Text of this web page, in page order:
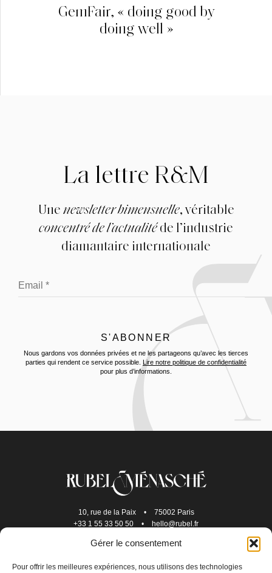
Gérer le consentement
Pour offrir les meilleures expériences, nous utilisons des technologies
GemFair, « doing good by
doing well »
La lettre R&M
Unenewsletter bimensuelle, véritable
concentré de l’actualitéde l’industrie
diamantaire internationale
Nous gardons vos données privées et ne les partageons qu’avec les tierces
parties qui rendent ce service possible. Lire notre politique de confidentialité
pour plus d’informations.
10, rue de la Paix •
75002 Paris
+33 1 55 33 50 50
• hello@rubel.fr